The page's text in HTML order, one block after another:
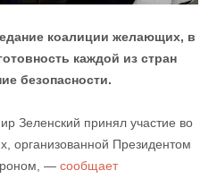
коалиции желающих, в
каждой из стран
безопасности.
Зеленский принял участие во
организованной Президентом
— сообщает